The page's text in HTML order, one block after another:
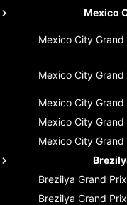
Mexico
Mexico City Grand
Mexico City Grand
Mexico City Grand
Mexico City Grand
Mexico City Grand
Brezilya Grand
Brezilya Grand